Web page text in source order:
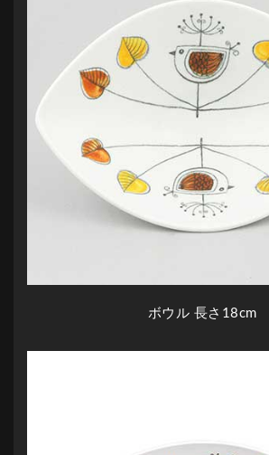
ボウル 長さ18cm